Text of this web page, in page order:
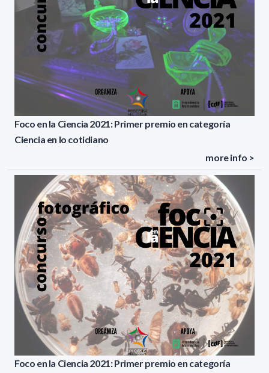
Foco en la Ciencia 2021: Primer premio en categoría
Ciencia en lo cotidiano
more info >
Foco en la Ciencia 2021: Primer premio en categoría